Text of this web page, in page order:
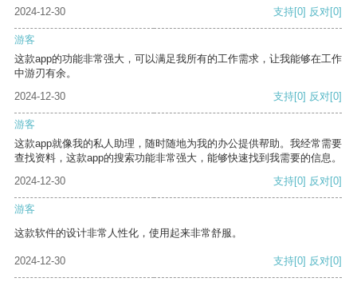
2024-12-30
支持[0] 反对[0]
游客
这款app的功能非常强大，可以满足我所有的工作需求，让我能够在工作
中游刃有余。
2024-12-30
支持[0] 反对[0]
游客
这款app就像我的私人助理，随时随地为我的办公提供帮助。我经常需要
查找资料，这款app的搜索功能非常强大，能够快速找到我需要的信息。
2024-12-30
支持[0] 反对[0]
游客
这款软件的设计非常人性化，使用起来非常舒服。
2024-12-30 支持[0] 反对[0]